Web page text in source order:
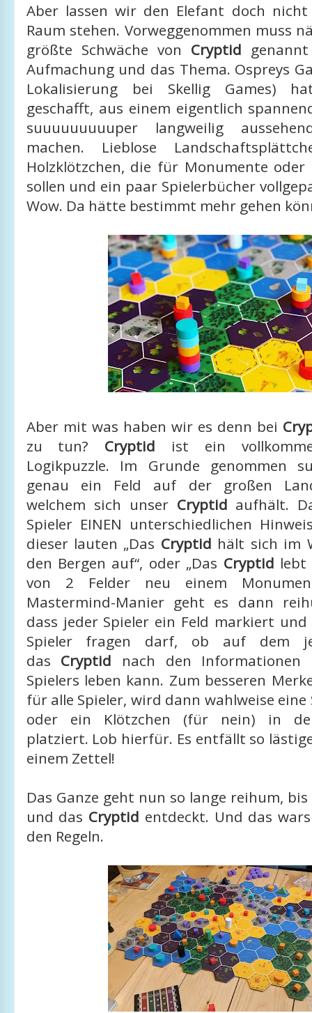
Aber lassen wir den Elefant doch
Raum stehen. Vorweggenommen muss
größte Schwäche von Cryptid
Aufmachung und das Thema. Ospreys
Lokalisierung bei Skellig Games)
geschafft, aus einem eigentlich
suuuuuuuuuper langweilig
machen. Lieblose
Holzklötzchen, die für Monumente
sollen und ein paar Spielerbücher
Wow. Da hätte bestimmt mehr gehen
Aber mit was haben wir es denn bei
zu tun? Cryptid ist ein
Logikpuzzle. Im Grunde genommen
genau ein Feld auf der großen
welchem sich unser Cryptid aufhält.
Spieler EINEN unterschiedlichen
dieser lauten „Das Cryptid hält sich im
den Bergen auf“, oder „Das Cryptid lebt
von 2 Felder neu einem
Mastermind-Manier geht es dann
dass jeder Spieler ein Feld markiert
Spieler fragen darf, ob auf dem
das Cryptid nach den Informationen
Spielers leben kann. Zum besseren
für alle Spieler, wird dann wahlweise eine
oder ein Klötzchen (für nein) in
platziert. Lob hierfür. Es entfällt so
einem Zettel!
Das Ganze geht nun so lange reihum,
und das Cryptid entdeckt. Und das
den Regeln.